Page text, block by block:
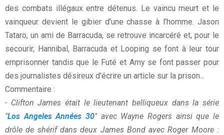
des combats illégaux entre détenus. Le vaincu meurt et le
vainqueur devient le gibier d’une chasse à l’homme. Jason
Tataro, un ami de Barracuda, se retrouve incarcéré et, pour le
secourir, Hannibal, Barracuda et Looping se font à leur tour
emprisonner tandis que le Futé et Amy se font passer pour
des journalistes désireux d’écrire un article sur la prison...
Commentaire :
- Clifton James était le lieutenant belliqueux dans la série
"Los Angeles Années 30" avec Wayne Rogers ainsi que le
drôle de shérif dans deux James Bond avec Roger Moore :